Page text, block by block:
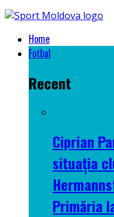
Home
Fotbal
Recent
Ciprian
situația
Primăria